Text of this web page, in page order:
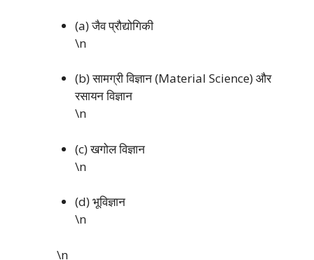
(a) जैव प्रौद्योगिकी
\n
(b) सामग्री विज्ञान (Material Science) और
रसायन विज्ञान
\n
(c) खगोल विज्ञान
\n
(d) भूविज्ञान
\n
\n